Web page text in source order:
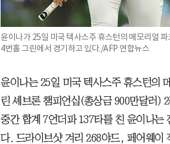
윤이나가 25일 미국 텍사스주 휴스턴의 메모리얼
4번홀 그린에서 경기하고 있다./AFP 연합뉴스
윤이나는 25일 미국 텍사스주 휴스턴의
린 셰브론 챔피언십(총상금 900만달러)
중간 합계 7언더파 137타를 친 윤이나는
다. 드라이브샷 겨리 268야드, 페어웨이